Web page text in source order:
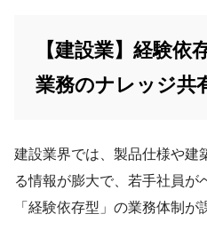
【建設業】経験依
業務のナレッジ共
建設業界では、製品仕様や建
る情報が膨大で、若手社員が
「経験依存型」の業務体制が